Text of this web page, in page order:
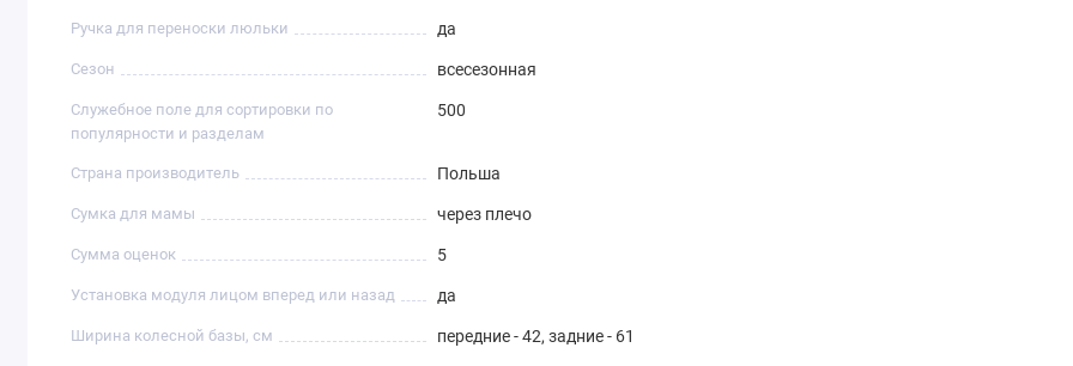
Ручка для переноски люльки да
Сезон всесезонная
Служебное поле для сортировки по
популярности и разделам
500
Страна производитель Польша
Сумка для мамы через плечо
Сумма оценок 5
Установка модуля лицом вперед или назад да
Ширина колесной базы, см передние - 42, задние - 61